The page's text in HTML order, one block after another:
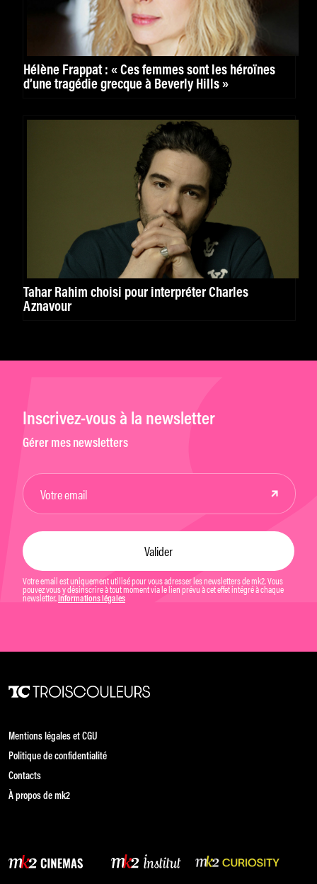
Hélène Frappat : « Ces femmes sont les héroïnes
d’une tragédie grecque à Beverly Hills »
Tahar Rahim choisi pour interpréter Charles
Aznavour
Inscrivez-vous à la newsletter
Gérer mes newsletters
Votre email est uniquement utilisé pour vous adresser les newsletters de mk2. Vous
pouvez vous y désinscrire à tout moment via le lien prévu à cet effet intégré à chaque
newsletter. Informations légales
Mentions légales et CGU
Politique de confidentialité
Contacts
À propos de mk2